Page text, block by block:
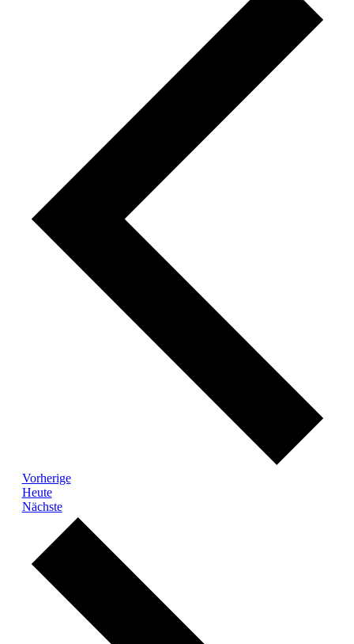
VorherigeVeranstaltungen
Heute
NächsteVeranstaltungen